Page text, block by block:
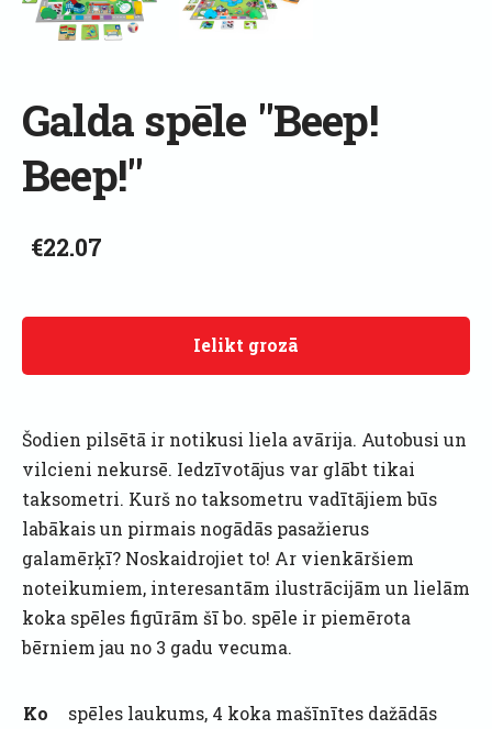
Galda spēle "Beep!
Beep!"
€22.07
Ielikt grozā
Šodien pilsētā ir notikusi liela avārija. Autobusi un
vilcieni nekursē. Iedzīvotājus var glābt tikai
taksometri. Kurš no taksometru vadītājiem būs
labākais un pirmais nogādās pasažierus
galamērķī? Noskaidrojiet to! Ar vienkāršiem
noteikumiem, interesantām ilustrācijām un lielām
koka spēles figūrām šī bo. spēle ir piemērota
bērniem jau no 3 gadu vecuma.
Ko
spēles laukums, 4 koka mašīnītes dažādās